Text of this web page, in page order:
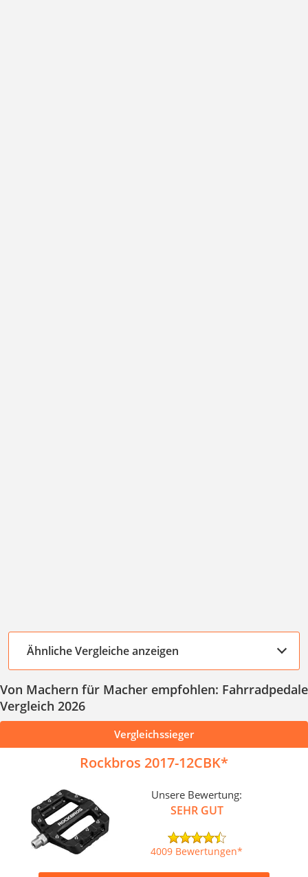
Ähnliche Vergleiche anzeigen
Von Machern für Macher empfohlen: Fahrradpedale
Vergleich 2026
Vergleichssieger
Rockbros 2017-12CBK
Unsere Bewertung:
SEHR GUT
4009 Bewertungen